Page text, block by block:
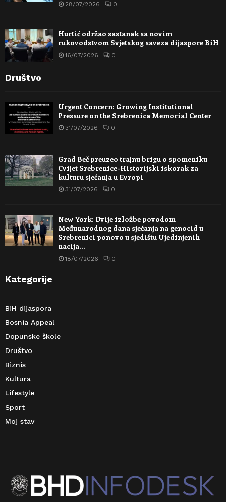
28/07/2026 0
Hurtić održao sastanak sa novim
rukovodstvom Svjetskog saveza dijaspore BiH
16/07/2026 0
Društvo
Urgent Concern: Growing Institutional
Pressure on the Srebrenica Memorial Center
31/07/2026 0
Grad Beč preuzeo trajnu brigu o spomeniku
Cvijet Srebrenice-Historijski iskorak za
kulturu sjećanja u Evropi
31/07/2026 0
New York: Dvije izložbe povodom
Međunarodnog dana sjećanja na genocid u
Srebrenici ponovo u sjedištu Ujedinjenih
nacija…
18/07/2026 0
Kategorije
BiH dijaspora
Bosnia Appeal
Dopunske škole
Društvo
Biznis
Kultura
Lifestyle
Sport
Moj stav